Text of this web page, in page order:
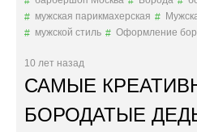
Е
С
мужская парикмахерская
мужской стиль
Оформление
10 лет назад
САМЫЕ
БОРОДАТЫЕ